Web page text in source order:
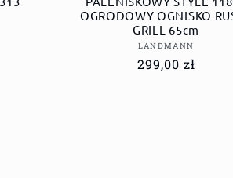
OGRODOWY OGNISKO
GRILL 65cm
Dostawca:
LANDMANN
Cena
299,00 zł